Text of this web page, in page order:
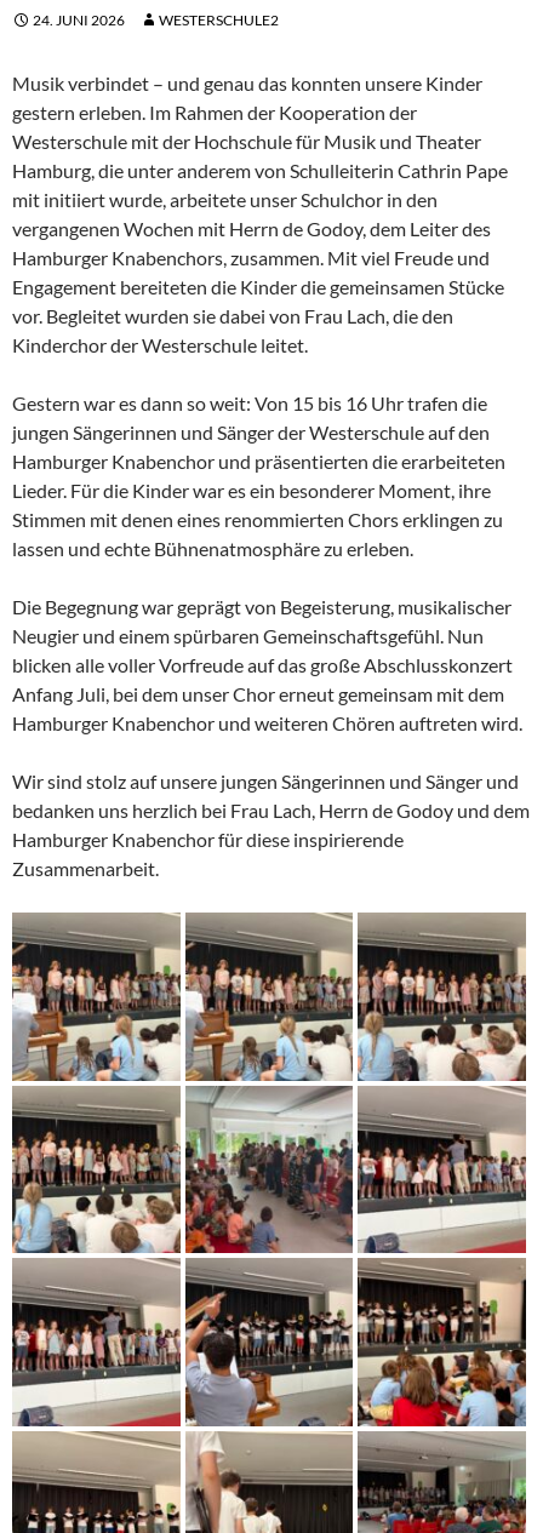
24. JUNI 2026 WESTERSCHULE2
Musik verbindet – und genau das konnten unsere Kinder
gestern erleben. Im Rahmen der Kooperation der
Westerschule mit der Hochschule für Musik und Theater
Hamburg, die unter anderem von Schulleiterin Cathrin Pape
mit initiiert wurde, arbeitete unser Schulchor in den
vergangenen Wochen mit Herrn de Godoy, dem Leiter des
Hamburger Knabenchors, zusammen. Mit viel Freude und
Engagement bereiteten die Kinder die gemeinsamen Stücke
vor. Begleitet wurden sie dabei von Frau Lach, die den
Kinderchor der Westerschule leitet.
Gestern war es dann so weit: Von 15 bis 16 Uhr trafen die
jungen Sängerinnen und Sänger der Westerschule auf den
Hamburger Knabenchor und präsentierten die erarbeiteten
Lieder. Für die Kinder war es ein besonderer Moment, ihre
Stimmen mit denen eines renommierten Chors erklingen zu
lassen und echte Bühnenatmosphäre zu erleben.
Die Begegnung war geprägt von Begeisterung, musikalischer
Neugier und einem spürbaren Gemeinschaftsgefühl. Nun
blicken alle voller Vorfreude auf das große Abschlusskonzert
Anfang Juli, bei dem unser Chor erneut gemeinsam mit dem
Hamburger Knabenchor und weiteren Chören auftreten wird.
Wir sind stolz auf unsere jungen Sängerinnen und Sänger und
bedanken uns herzlich bei Frau Lach, Herrn de Godoy und dem
Hamburger Knabenchor für diese inspirierende
Zusammenarbeit.